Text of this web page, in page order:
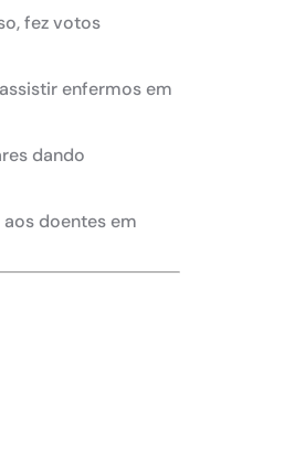
fez votos
enfermos em
dando
doentes em